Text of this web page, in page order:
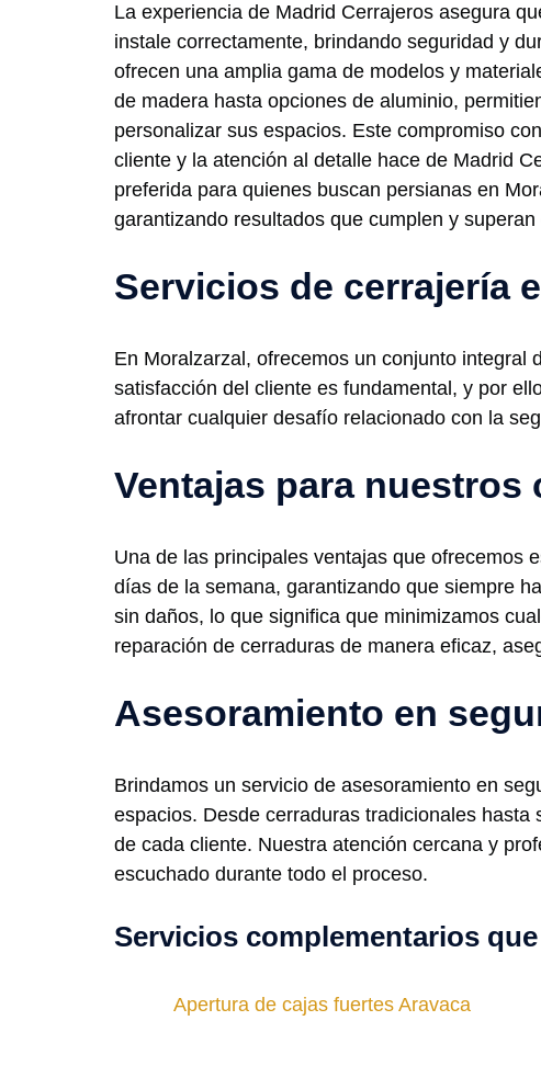
La experiencia de Madrid Cerrajeros asegura
instale correctamente, brindando seguridad y
ofrecen una amplia gama de modelos y
de madera hasta opciones de aluminio,
personalizar sus espacios. Este compromiso
cliente y la atención al detalle hace de Madrid
preferida para quienes buscan persianas en
garantizando resultados que cumplen y superan
Servicios de cerrajería
En Moralzarzal, ofrecemos un conjunto
satisfacción del cliente es fundamental, y por
afrontar cualquier desafío relacionado con la
Ventajas para nuestros
Una de las principales ventajas que ofrecemos
días de la semana, garantizando que siempre
sin daños, lo que significa que minimizamos
reparación de cerraduras de manera eficaz,
Asesoramiento en
Brindamos un servicio de asesoramiento en
espacios. Desde cerraduras tradicionales
de cada cliente. Nuestra atención cercana y
escuchado durante todo el proceso.
Servicios complementarios
Apertura de cajas fuertes Aravaca